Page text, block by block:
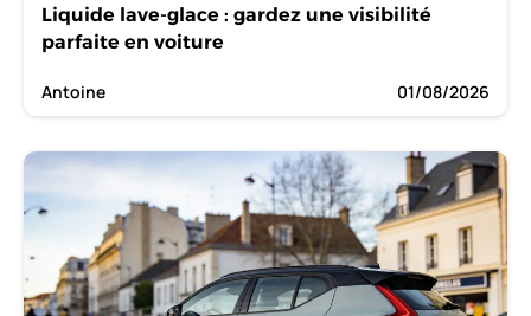
Liquide lave-glace : gardez une visibilité
parfaite en voiture
Antoine 01/08/2026